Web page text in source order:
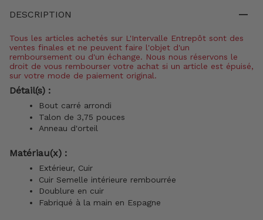
DESCRIPTION
Tous les articles achetés sur L'Intervalle Entrepôt sont des
ventes finales et ne peuvent faire l'objet d'un
remboursement ou d'un échange. Nous nous réservons le
droit de vous rembourser votre achat si un article est épuisé,
sur votre mode de paiement original.
Détail(s) :
Bout carré arrondi
Talon de 3,75 pouces
Anneau d'orteil
Matériau(x) :
Extérieur, Cuir
Cuir Semelle intérieure rembourrée
Doublure en cuir
Fabriqué à la main en Espagne